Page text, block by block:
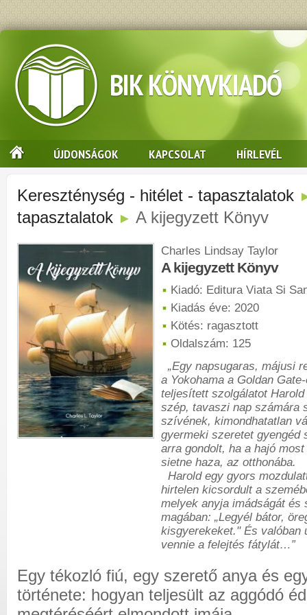
BIK KÖNYVKIADÓ
ÚJDONSÁGOK KAPCSOLAT HÍRLEVÉL
Kereszténység - hitélet - tapasztalatok
tapasztalatok ► A kijegyzett Könyv
Charles Lindsay Taylor
A kijegyzett Könyv
Kiadó: Editura Viata Si
Kiadás éve: 2020
Kötés: ragasztott
Oldalszám: 125
„Egy napsugaras, májusi
a Yokohama a Goldan
teljesített szolgálatot
szép, tavaszi nap számára
szívének, kimondhatatlan
gyermeki szeretet gyengéd
arra gondolt, ha a hajó
sietne haza, az otthonába.
Harold egy gyors
hirtelen kicsordult a
melyek anyja imádságát
magában: „Legyél bátor,
kisgyerekeket." És valóban
vennie a felejtés fátylát…”
Egy tékozló fiú, egy szerető anya és
története: hogyan teljesült az aggódó